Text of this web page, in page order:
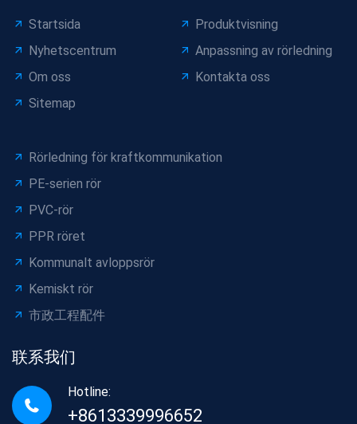
Startsida
Produktvisning
Nyhetscentrum
Anpassning av rörledning
Om oss
Kontakta oss
Sitemap
Rörledning för kraftkommunikation
PE-serien rör
PVC-rör
PPR röret
Kommunalt avloppsrör
Kemiskt rör
市政工程配件
联系我们
Hotline:
+8613339996652